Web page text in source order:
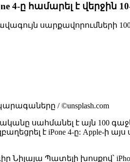
4-ը համարել է վերջին
սարքավորումների
/ ©unsplash.com
սահմանել է այն 100
է iPone 4-ը: Apple-ի
Նիլայա Պատելի խոսքով՝